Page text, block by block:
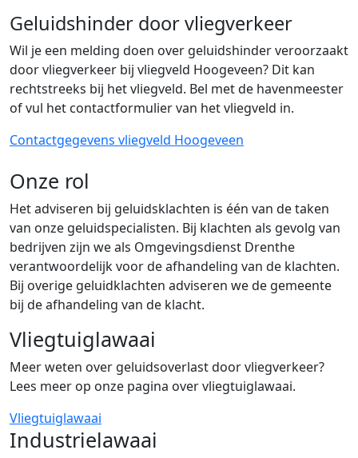
Geluidshinder door vliegverkeer
Wil je een melding doen over geluidshinder veroorzaakt
door vliegverkeer bij vliegveld Hoogeveen? Dit kan
rechtstreeks bij het vliegveld. Bel met de havenmeester
of vul het contactformulier van het vliegveld in.
Contactgegevens vliegveld Hoogeveen
Onze rol
Het adviseren bij geluidsklachten is één van de taken
van onze geluidspecialisten. Bij klachten als gevolg van
bedrijven zijn we als Omgevingsdienst Drenthe
verantwoordelijk voor de afhandeling van de klachten.
Bij overige geluidklachten adviseren we de gemeente
bij de afhandeling van de klacht.
Vliegtuiglawaai
Meer weten over geluidsoverlast door vliegverkeer?
Lees meer op onze pagina over vliegtuiglawaai.
Vliegtuiglawaai
Industrielawaai